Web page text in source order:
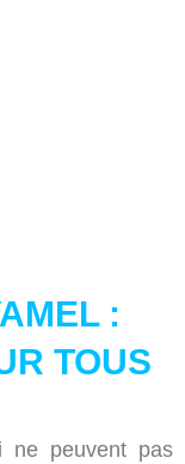
:
TOUS
ne peuvent pas